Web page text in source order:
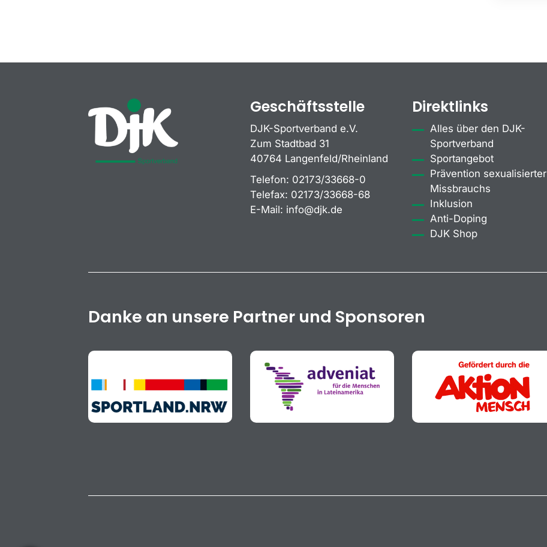
Geschäftsstelle
DJK-Sportverband e.V.
Zum Stadtbad 31
40764 Langenfeld/Rheinland
Telefon: 02173/33668-0
Telefax: 02173/33668-68
E-Mail: info@djk.de
Direktlinks
Alles über den DJK-
Sportverband
Sportangebot
Prävention sexualisierter
Missbrauchs
Inklusion
Anti-Doping
DJK Shop
Danke an unsere Partner und Sponsoren